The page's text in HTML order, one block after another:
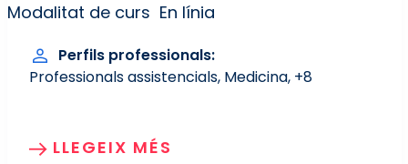
Modalitat de curs En línia
Perfils professionals
Professionals assistencials Medicina +8
LLEGEIX MÉS